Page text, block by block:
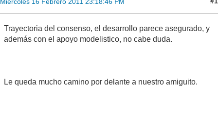
Trayectoria del consenso, el desarrollo parece asegurado, y
además con el apoyo modelistico, no cabe duda.
Le queda mucho camino por delante a nuestro amiguito.